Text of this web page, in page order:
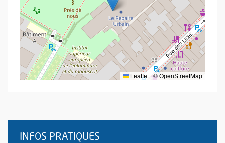
Leaflet |©OpenStreetMap
INFOS PRATIQUES